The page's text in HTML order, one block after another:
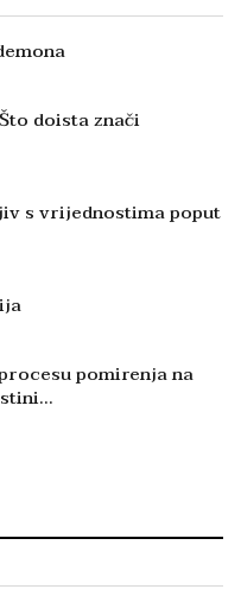
doista znači
s vrijednostima poput
pomirenja na